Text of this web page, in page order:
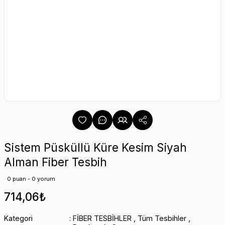
Sistem Püsküllü Küre Kesim Siyah
Alman Fiber Tesbih
0 puan - 0 yorum
714,06₺
Kategori FİBER TESBİHLER Tüm Tesbihler